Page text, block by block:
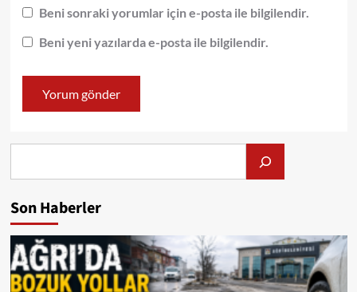
Beni sonraki yorumlar için e-posta ile bilgilendir.
Beni yeni yazılarda e-posta ile bilgilendir.
Son Haberler